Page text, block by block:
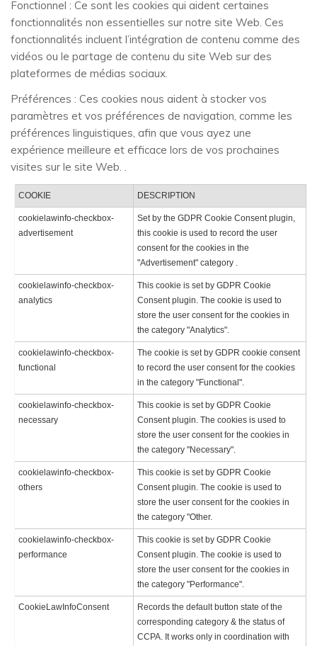
Fonctionnel : Ce sont les cookies qui aident certaines
fonctionnalités non essentielles sur notre site Web. Ces
fonctionnalités incluent l’intégration de contenu comme des
vidéos ou le partage de contenu du site Web sur des
plateformes de médias sociaux.
Préférences : Ces cookies nous aident à stocker vos
paramètres et vos préférences de navigation, comme les
préférences linguistiques, afin que vous ayez une
expérience meilleure et efficace lors de vos prochaines
visites sur le site Web. .
COOKIE DESCRIPTION
cookielawinfo-checkbox-
advertisement
Set by the GDPR Cookie Consent plugin,
this cookie is used to record the user
consent for the cookies in the
"Advertisement" category .
cookielawinfo-checkbox-
analytics
This cookie is set by GDPR Cookie
Consent plugin. The cookie is used to
store the user consent for the cookies in
the category "Analytics".
cookielawinfo-checkbox-
functional
The cookie is set by GDPR cookie consent
to record the user consent for the cookies
in the category "Functional".
cookielawinfo-checkbox-
necessary
This cookie is set by GDPR Cookie
Consent plugin. The cookies is used to
store the user consent for the cookies in
the category "Necessary".
cookielawinfo-checkbox-
others
This cookie is set by GDPR Cookie
Consent plugin. The cookie is used to
store the user consent for the cookies in
the category "Other.
cookielawinfo-checkbox-
performance
This cookie is set by GDPR Cookie
Consent plugin. The cookie is used to
store the user consent for the cookies in
the category "Performance".
CookieLawInfoConsent
Records the default button state of the
corresponding category & the status of
CCPA. It works only in coordination with